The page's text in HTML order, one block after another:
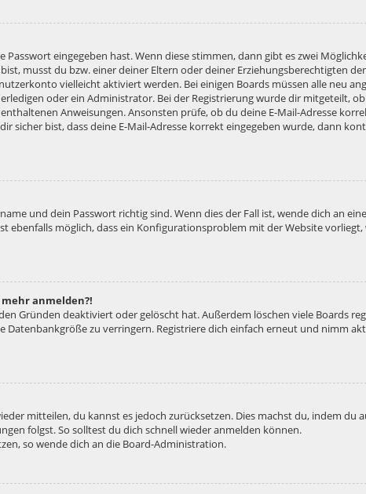
eingegeben hast. Wenn diese stimmen, dann gibt es zwei
musst du bzw. einer deiner Eltern oder deiner Erziehungsberechtigten
vielleicht aktiviert werden. Bei einigen Boards müssen alle neu
oder ein Administrator. Bei der Registrierung wurde dir mitgeteilt,
Anweisungen. Ansonsten prüfe, ob du deine E-Mail-Adresse
sicher bist, dass deine E-Mail-Adresse korrekt eingegeben wurde, dann
und dein Passwort richtig sind. Wenn dies der Fall ist, wende dich an
ebenfalls möglich, dass ein Konfigurationsproblem mit der Website vorliegt,
anmelden?!
Gründen deaktiviert oder gelöscht hat. Außerdem löschen viele Boards
Datenbankgröße zu verringern. Registriere dich einfach erneut und nimm
mitteilen, du kannst es jedoch zurücksetzen. Dies machst du, indem du
folgst. So solltest du dich schnell wieder anmelden können.
so wende dich an die Board-Administration.